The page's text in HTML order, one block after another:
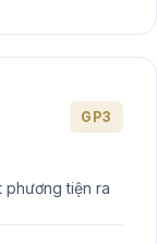
GP3
phương tiện ra